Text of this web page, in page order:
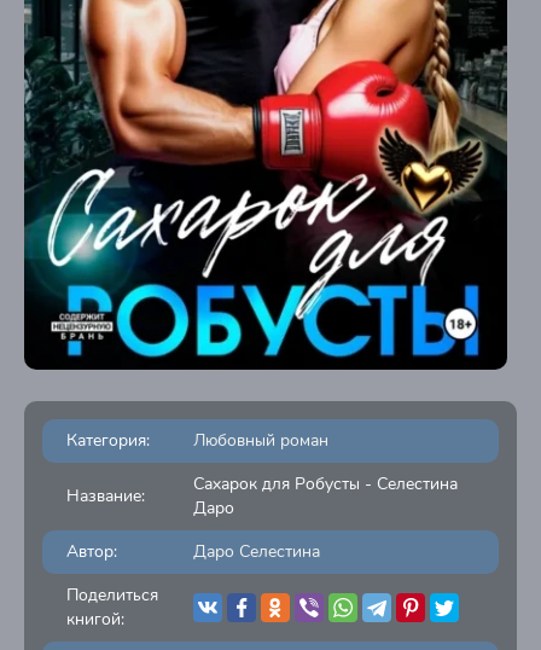
Категория: Любовный роман
Название:
Сахарок для Робусты - Селестина
Даро
Автор:
Даро Селестина
Поделиться
книгой: